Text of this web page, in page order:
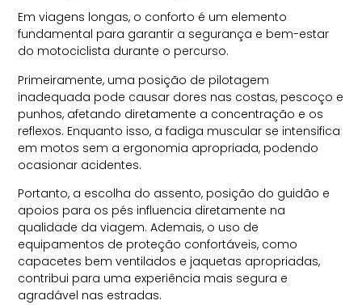
Em viagens longas, o conforto é um elemento
fundamental para garantir a segurança e bem-estar
do motociclista durante o percurso.
Primeiramente, uma posição de pilotagem
inadequada pode causar dores nas costas, pescoço e
punhos, afetando diretamente a concentração e os
reflexos. Enquanto isso, a fadiga muscular se intensifica
em motos sem a ergonomia apropriada, podendo
ocasionar acidentes.
Portanto, a escolha do assento, posição do guidão e
apoios para os pés influencia diretamente na
qualidade da viagem. Ademais, o uso de
equipamentos de proteção confortáveis, como
capacetes bem ventilados e jaquetas apropriadas,
contribui para uma experiência mais segura e
agradável nas estradas.